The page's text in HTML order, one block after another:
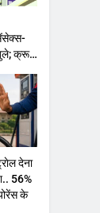
खुले; क्रूड
देना
56%
के